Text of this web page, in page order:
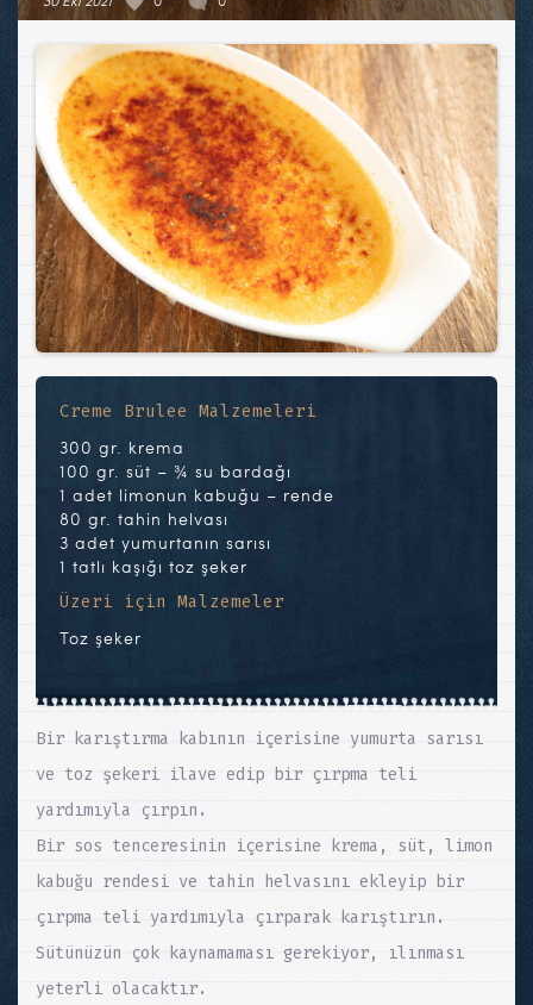
Creme Brulee Malzemeleri
300 gr. krema
100 gr. süt – ¾ su bardağı
1 adet limonun kabuğu – rende
80 gr. tahin helvası
3 adet yumurtanın sarısı
1 tatlı kaşığı toz şeker
Üzeri için Malzemeler
Toz şeker
Bir karıştırma kabının içerisine yumurta sarısı
ve toz şekeri ilave edip bir çırpma teli
yardımıyla çırpın.
Bir sos tenceresinin içerisine krema, süt, limon
kabuğu rendesi ve tahin helvasını ekleyip bir
çırpma teli yardımıyla çırparak karıştırın.
Sütünüzün çok kaynamaması gerekiyor, ılınması
yeterli olacaktır.